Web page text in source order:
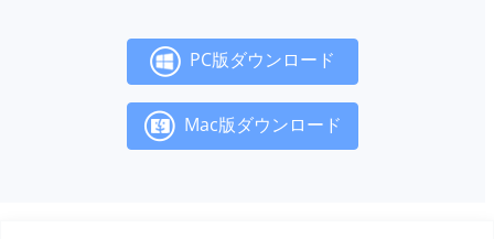
PC版ダウンロード
Mac版ダウンロード